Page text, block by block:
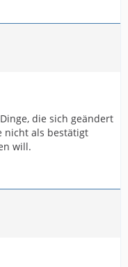
die sich geändert
nicht als bestätigt
will.